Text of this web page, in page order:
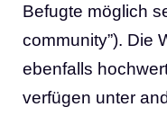
Befugte möglich
community”). Die
ebenfalls
verfügen unter